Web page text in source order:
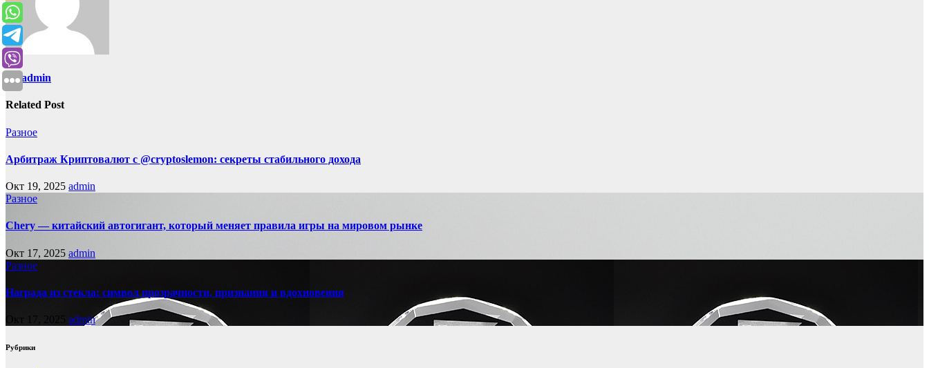
By admin
Related Post
Разное
Арбитраж Криптовалют с @cryptoslemon: секреты стабильного дохода
Окт 19, 2025 admin
Разное
Chery — китайский автогигант, который меняет правила игры на мировом рынке
Окт 17, 2025 admin
Разное
Награда из стекла: символ прозрачности, признания и вдохновения
Окт 17, 2025 admin
Рубрики